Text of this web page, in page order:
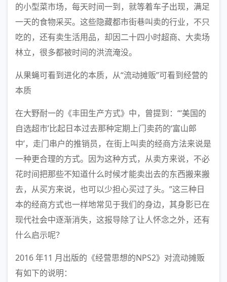
的小型菜市场，每天时间一到，就等着车子出现，满足
一天的食物采买。这些隐藏都市街巷叫卖的行业，不只
吃的，还有卖生活用品，却因二十四小时超商、大卖场
林立，很多都被时间的洪流淹没。
从果蝇可看到进化的本质，从“流动摊贩”可看到经营的
本质
在大野耐一的《丰田生产方式》中，曾提到：“‘美国的
自选超市’比起日本过去那种定期上门卖药的‘富山郎
中’，走门串户的推销员，在街上叫卖的经商方法来说是
一种更合理的方式。因为这种方式，从卖方来说，不必
花时间把那些不知道什么时候才能卖出去的东西搬来搬
去，从买方来说，也可以少担心买过了头。”这三种日
本的经商方式也一样地常见于我们的身边，其身影已在
现代社会中逐渐消失，这报导除了让人怀念之外，还有
什么启示呢？
2016 年11 月出版的《经营思想的NPS2》对流动摊贩
有如下的说明：